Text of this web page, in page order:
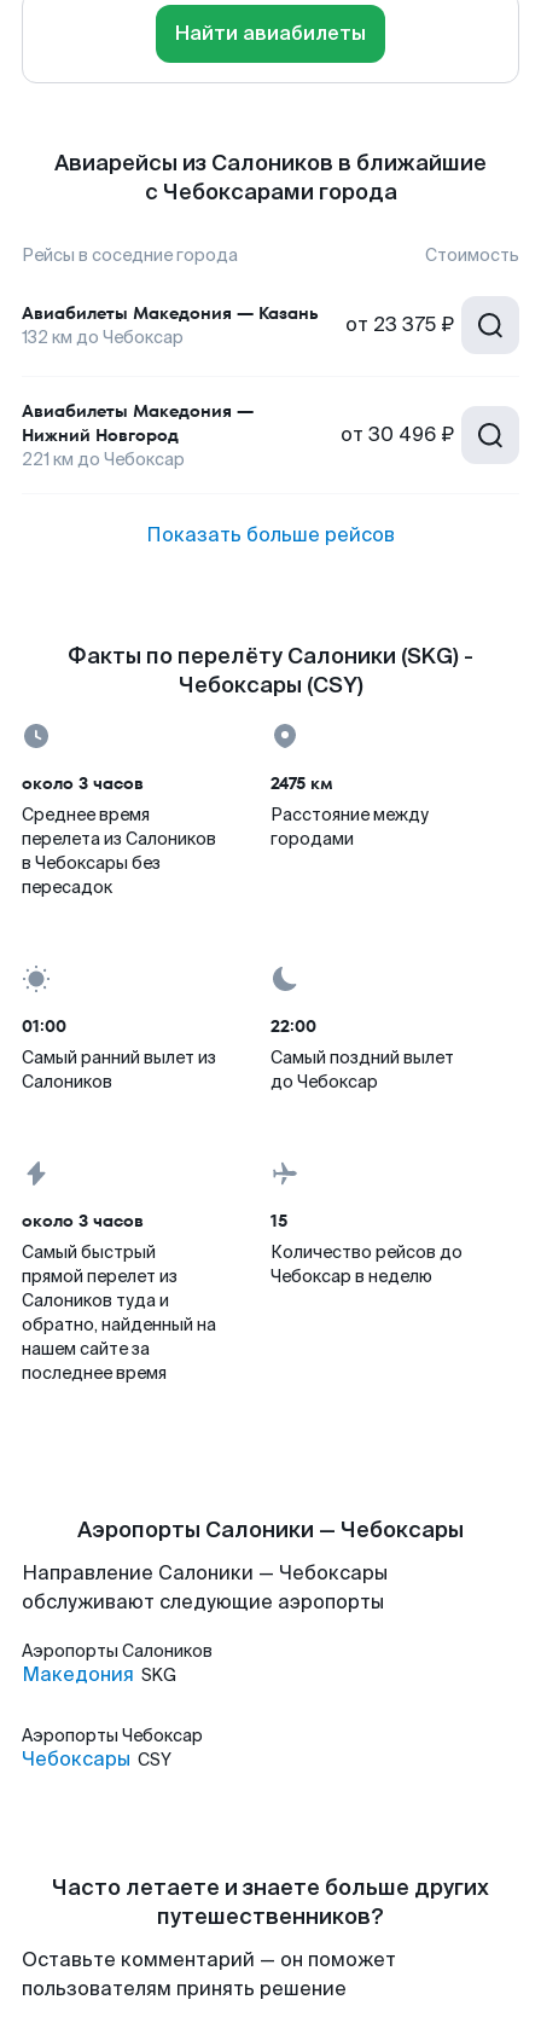
Найти авиабилеты
Авиарейсы из Салоников в ближайшие
с Чебоксарами города
Рейсы в соседние города Стоимость
Авиабилеты Македония — Казань
132 км до Чебоксар от 23 375 ₽
Авиабилеты Македония —
Нижний Новгород
221 км до Чебоксар
от 30 496 ₽
Показать больше рейсов
Факты по перелёту Салоники (SKG) -
Чебоксары (CSY)
около 3 часов
Среднее время
перелета из Салоников
в Чебоксары без
пересадок
2475 км
Расстояние между
городами
01:00
Самый ранний вылет из
Салоников
22:00
Самый поздний вылет
до Чебоксар
около 3 часов
Самый быстрый
прямой перелет из
Салоников туда и
обратно, найденный на
нашем сайте за
последнее время
15
Количество рейсов до
Чебоксар в неделю
Аэропорты Салоники — Чебоксары
Направление Салоники — Чебоксары
обслуживают следующие аэропорты
Аэропорты Салоников
Македония SKG
Аэропорты Чебоксар
Чебоксары CSY
Часто летаете и знаете больше других
путешественников?
Оставьте комментарий — он поможет
пользователям принять решение